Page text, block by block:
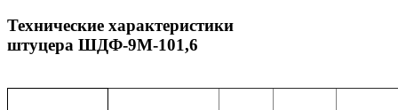
Технические характеристики
штуцера ШДФ-9М-101,6